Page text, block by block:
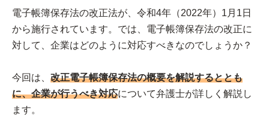
電子帳簿保存法の改正法が、令和4年（2022年）1月1日
から施行されています。では、電子帳簿保存法の改正に
対して、企業はどのように対応すべきなのでしょうか？
今回は、 改正電子帳簿保存法の概要を解説するととも
に、企業が行うべき対応について弁護士が詳しく解説し
ます。